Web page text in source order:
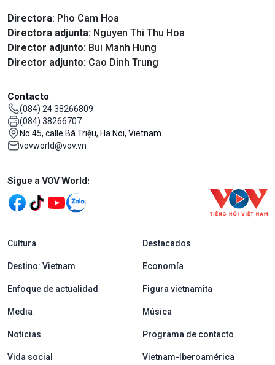
Directora: Pho Cam Hoa
Directora adjunta: Nguyen Thi Thu Hoa
Director adjunto: Bui Manh Hung
Director adjunto: Cao Dinh Trung
Contacto
(084) 24 38266809
(084) 38266707
No 45, calle Bà Triệu, Ha Noi, Vietnam
vovworld@vov.vn
Mạng xã hội
Sigue a VOV World:
menu footer tiếng Tây ban nha
Cultura Destacados
Destino: Vietnam Economía
Enfoque de actualidad Figura vietnamita
Media Música
Noticias Programa de contacto
Vida social Vietnam-Iberoamérica